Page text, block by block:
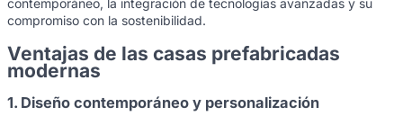
contemporáneo, la integración de tecnologías avanzadas y su
compromiso con la sostenibilidad.
Ventajas de las casas prefabricadas
modernas
1. Diseño contemporáneo y personalización